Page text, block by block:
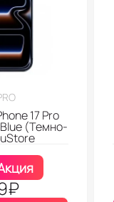
17 Pro
(Темно-
₽